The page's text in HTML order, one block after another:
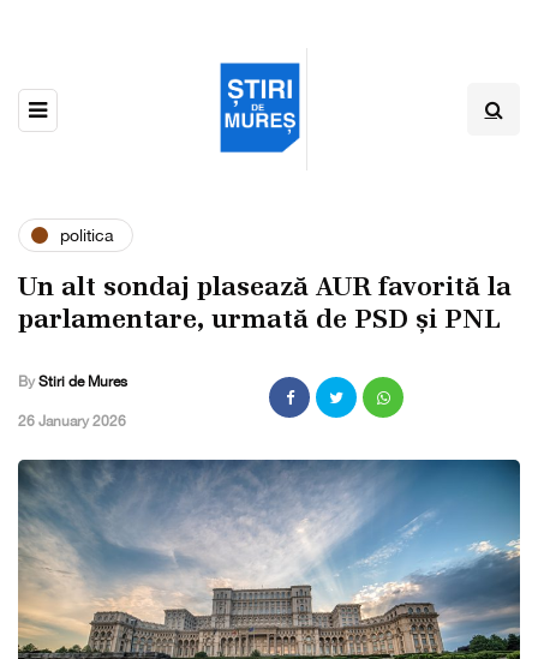
politica
Un alt sondaj plasează AUR favorită la
parlamentare, urmată de PSD și PNL
By Stiri de Mures
,26 January 2026